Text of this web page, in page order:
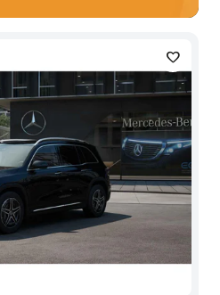
favorite